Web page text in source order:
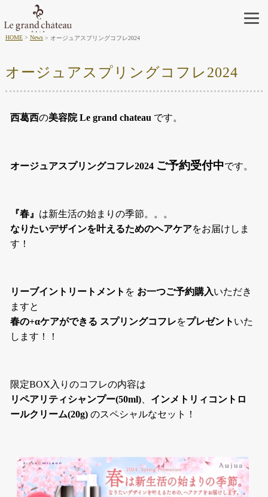
HOME News オージュアスプリングコフレ2024
オージュアスプリングコフレ2024
西葛西の美容院 Le grand chateau です。
オージュアスプリングコフレ2024 ご予約受付中です。
『春』 は新生活の始まりの季節。。。
なりたいデザインを叶えるためのヘアケアをお届けしま
す！
リーブイントリートメント を お一つご予約購入いただき
ますと
春の+αケアができる スプリングコフレをプレゼント いた
します！！
限定BOX入りのコフレの内容は
リペアリティシャンプー(50ml)
インメトリィコントロ
ールクリーム(20g) のスペシャルなセット！